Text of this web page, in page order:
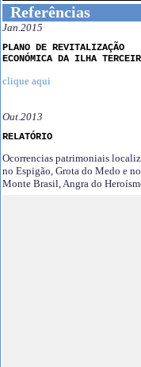
Referências
Jan.2015
PLANO DE REVITALIZAÇÃO
ECONÓMICA DA ILHA
clique aqui
Out.2013
RELATÓRIO
Ocorrencias patrimoniais
no Espigão, Grota do Medo e no
Monte Brasil, Angra do